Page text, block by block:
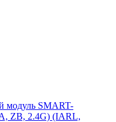
SMART-
ZB, 2.4G) (IARL,